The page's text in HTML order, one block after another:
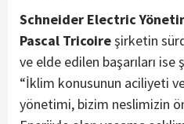
Schneider Electric
Pascal Tricoireşirketin
ve elde edilen başarıları
“İklim konusunun aciliyeti
yönetimi, bizim neslimizin